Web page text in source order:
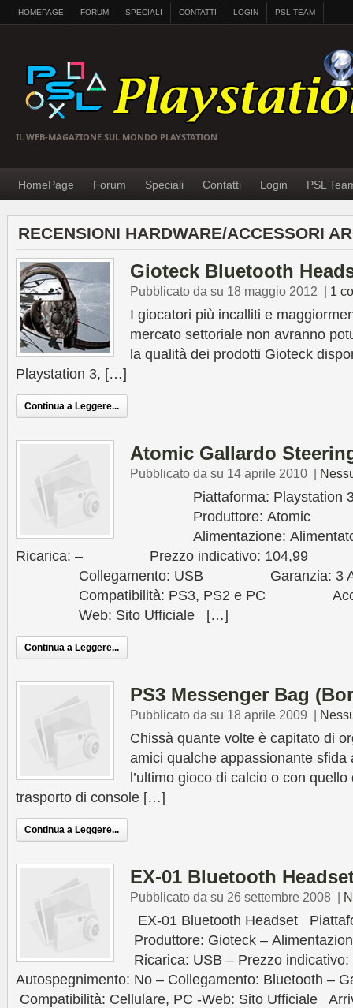
HOMEPAGE FORUM SPECIALI CONTATTI LOGIN PSL TEAM
IL WEB-MAGAZIONE SUL MONDO PLAYSTATION
HomePage Forum Speciali Contatti Login PSL
RECENSIONI HARDWARE/ACCESSORI
Gioteck Bluetooth
Pubblicato da su 18 maggio 2012 | 1
I giocatori più incalliti e
mercato settoriale non avranno
la qualità dei prodotti Gioteck
Playstation 3, […]
Continua a Leggere...
Atomic Gallardo
Pubblicato da su 14 aprile 2010 |
Piattaforma: Playstation
Produttore: Atomic
Alimentazione:
Ricarica: – Prezzo indicativo: 104,99
Collegamento: USB Garanzia: 3
Compatibilità: PS3, PS2 e PC
Web: Sito Ufficiale […]
Continua a Leggere...
PS3 Messenger Bag
Pubblicato da su 18 aprile 2009 |
Chissà quante volte è capitato di
amici qualche appassionante sfida
l’ultimo gioco di calcio o con
trasporto di console […]
Continua a Leggere...
EX-01 Bluetooth
Pubblicato da su 26 settembre 2008 |
EX-01 Bluetooth Headset
Produttore: Gioteck –
Ricarica: USB – Prezzo
Autospegnimento: No – Collegamento: Bluetooth –
Compatibilità: Cellulare, PC -Web: Sito Ufficiale